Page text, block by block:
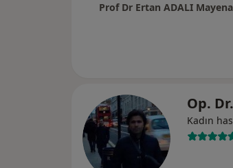
Prof Dr Ertan ADALI
Op.
Kadın